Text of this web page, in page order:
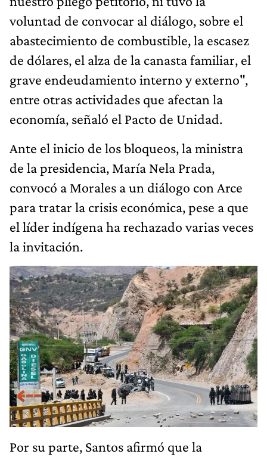
voluntad de convocar al diálogo, sobre el
abastecimiento de combustible, la escasez
de dólares, el alza de la canasta familiar, el
grave endeudamiento interno y externo",
entre otras actividades que afectan la
economía, señaló el Pacto de Unidad.
Ante el inicio de los bloqueos, la ministra
de la presidencia, María Nela Prada,
convocó a Morales a un diálogo con Arce
para tratar la crisis económica, pese a que
el líder indígena ha rechazado varias veces
la invitación.
Por su parte, Santos afirmó que la